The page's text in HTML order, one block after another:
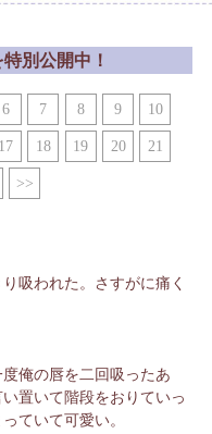
別公開中！
6 7 8 9 10
17 18 19 20 21
>>
吸われた。さすがに痛く
俺の唇を二回吸ったあ
置いて階段をおりていっ
ていて可愛い。